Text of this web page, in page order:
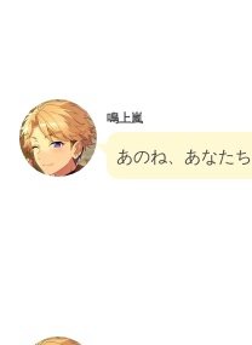
鳴上嵐
あのね、あなた